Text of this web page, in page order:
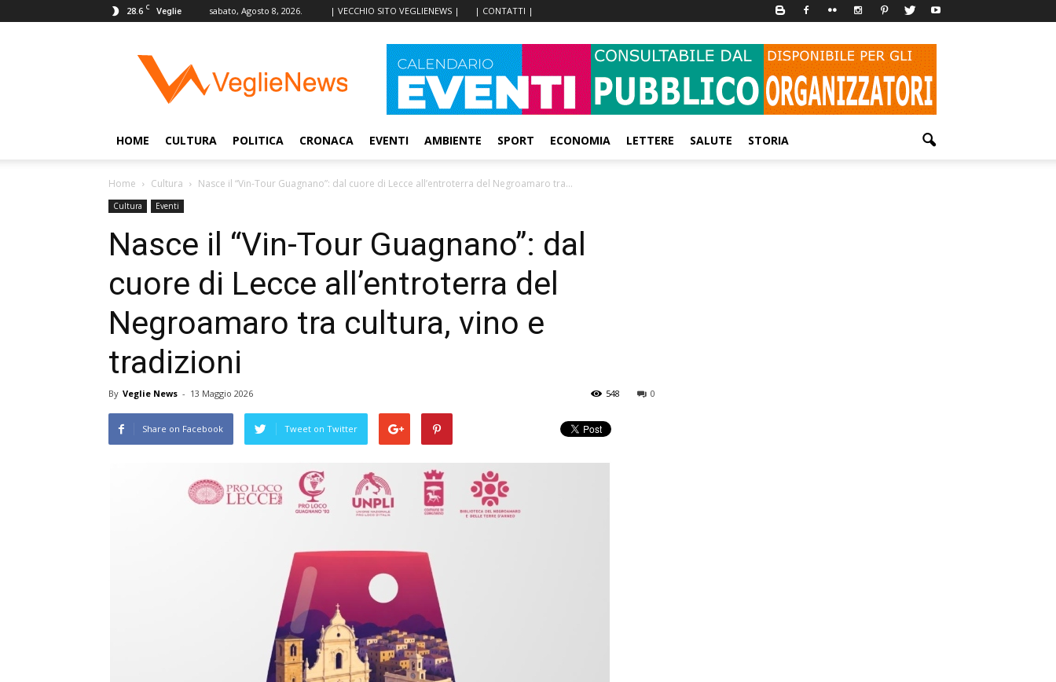
28.6 C Veglie sabato, Agosto 8, 2026. | VECCHIO SITO VEGLIENEWS | | CONTATTI |
VeglieNews
Veglie
nel
HOME
CULTURA POLITICA CRONACA EVENTI AMBIENTE SPORT ECONOMIA LETTERE SALUTE STORIA
Home Cultura Nasce il “Vin-Tour Guagnano”: dal cuore di Lecce all’entroterra del Negroamaro tra...
Cultura Eventi
Nasce il “Vin-Tour Guagnano”: dal
cuore di Lecce all’entroterra del
Negroamaro tra cultura, vino e
tradizioni
By Veglie News - 13 Maggio 2026 0
548
Share on Facebook Tweet on Twitter